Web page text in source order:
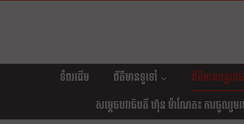
ទំពរដើម ព័ត៌មានទូទៅ ព័ត៌មានអន្តរជ
សម្តេចបវរធិបតី ហ៊ុន ម៉ាណែត៖ ការចូលរួមរ